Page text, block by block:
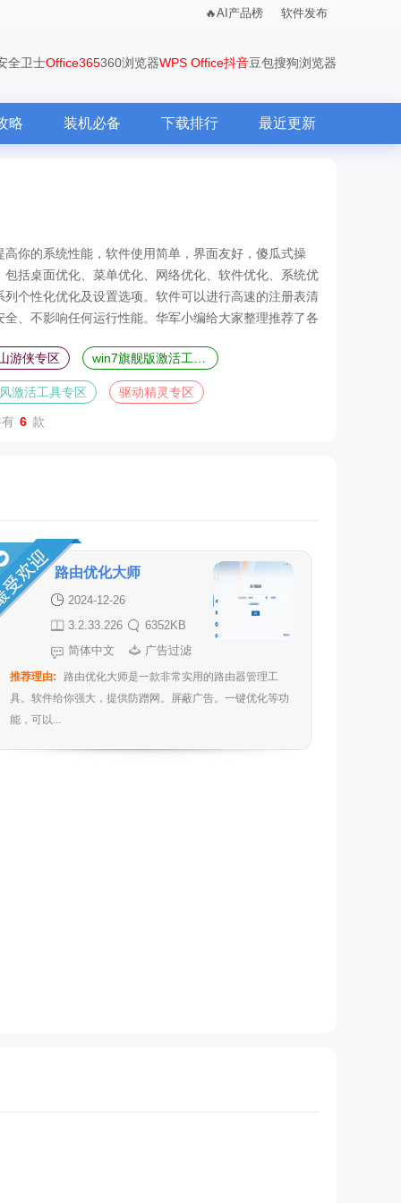
AI产品榜 软件发布
全卫士Office365360浏览器WPS Office抖音豆包搜狗浏览器
略 装机必备 下载排行 最近更新
你的系统性能，软件使用简单，界面友好，傻瓜式操
括桌面优化、菜单优化、网络优化、软件优化、系统优
个性化优化及设置选项。软件可以进行高速的注册表清
、不影响任何运行性能。华军小编给大家整理推荐了各
游侠专区
激活工具专区 驱动精灵专区
6 款
路由优化大师
2024-12-26
3.2.33.226
官方版
6352KB
简体中文
广告过滤
推荐理由:
路由优化大师是一款非常实用的路由器管理工
具。软件给你强大，提供防蹭网。屏蔽广告。一键优化等功
能，可以...